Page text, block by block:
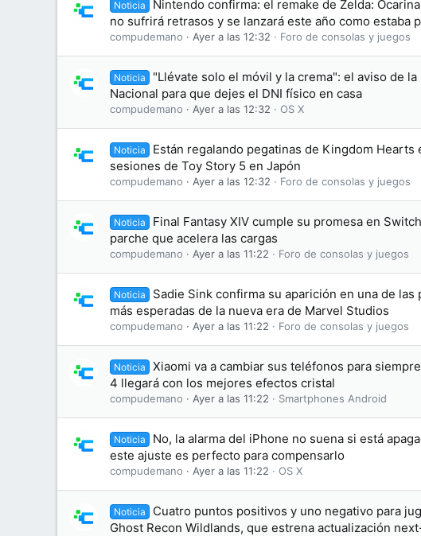
Noticia
Nintendo confirma: el remake de Zelda:
no sufrirá retrasos y se lanzará este año como estaba
compudemano Ayer a las 12:32 Foro de consolas y juegos
Noticia
"Llévate solo el móvil y la crema": el aviso de la
Nacional para que dejes el DNI físico en casa
compudemano Ayer a las 12:32 OS X
Noticia
Están regalando pegatinas de Kingdom Hearts
sesiones de Toy Story 5 en Japón
compudemano Ayer a las 12:32 Foro de consolas y juegos
Noticia
Final Fantasy XIV cumple su promesa en
parche que acelera las cargas
compudemano Ayer a las 11:22 Foro de consolas y juegos
Noticia
Sadie Sink confirma su aparición en una de las
más esperadas de la nueva era de Marvel Studios
compudemano Ayer a las 11:22 Foro de consolas y juegos
Noticia
Xiaomi va a cambiar sus teléfonos para
4 llegará con los mejores efectos cristal
compudemano Ayer a las 11:22 Smartphones Android
Noticia
No, la alarma del iPhone no suena si está
este ajuste es perfecto para compensarlo
compudemano Ayer a las 11:22 OS X
Noticia
Cuatro puntos positivos y uno negativo para
Ghost Recon Wildlands, que estrena actualización